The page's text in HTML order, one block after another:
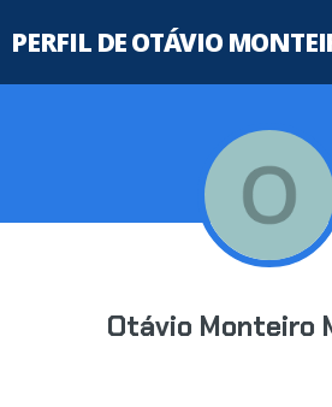
PERFIL DE OTÁVIO
Otávio Monteiro